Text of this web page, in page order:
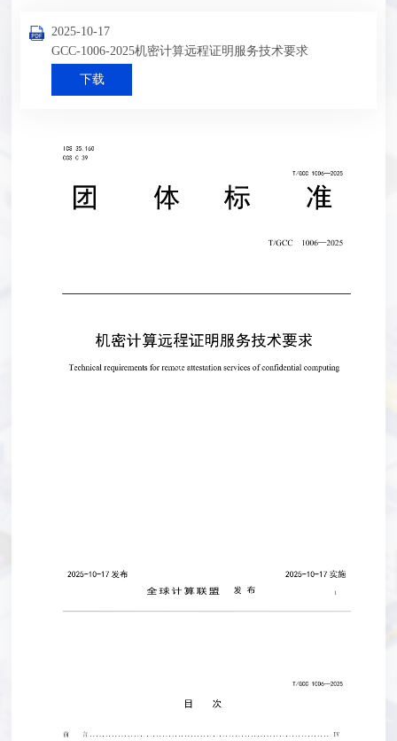
2025-10-17
GCC-1006-2025机密计算远程证明服务技术要求
下载